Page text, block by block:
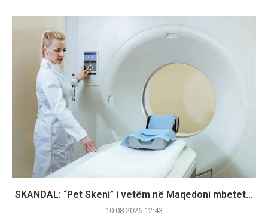
SKANDAL: “Pet Skeni” i vetëm në Maqedoni mbetet...
10.08.2026 12:43